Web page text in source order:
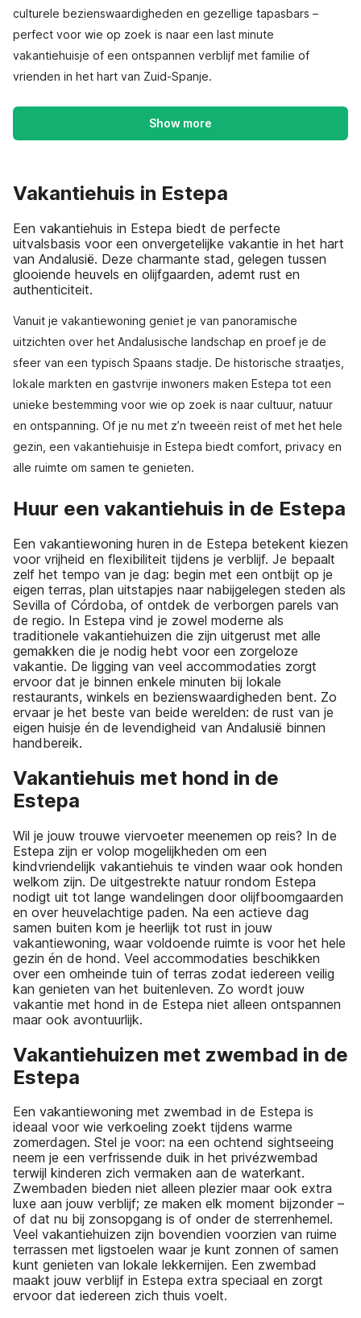
culturele bezienswaardigheden en gezellige tapasbars –
perfect voor wie op zoek is naar een last minute
vakantiehuisje of een ontspannen verblijf met familie of
vrienden in het hart van Zuid-Spanje.
Show more
Vakantiehuis in Estepa
Een vakantiehuis in Estepa biedt de perfecte
uitvalsbasis voor een onvergetelijke vakantie in het hart
van Andalusië. Deze charmante stad, gelegen tussen
glooiende heuvels en olijfgaarden, ademt rust en
authenticiteit.
Vanuit je vakantiewoning geniet je van panoramische
uitzichten over het Andalusische landschap en proef je de
sfeer van een typisch Spaans stadje. De historische straatjes,
lokale markten en gastvrije inwoners maken Estepa tot een
unieke bestemming voor wie op zoek is naar cultuur, natuur
en ontspanning. Of je nu met z’n tweeën reist of met het hele
gezin, een vakantiehuisje in Estepa biedt comfort, privacy en
alle ruimte om samen te genieten.
Huur een vakantiehuis in de Estepa
Een vakantiewoning huren in de Estepa betekent kiezen
voor vrijheid en flexibiliteit tijdens je verblijf. Je bepaalt
zelf het tempo van je dag: begin met een ontbijt op je
eigen terras, plan uitstapjes naar nabijgelegen steden als
Sevilla of Córdoba, of ontdek de verborgen parels van
de regio. In Estepa vind je zowel moderne als
traditionele vakantiehuizen die zijn uitgerust met alle
gemakken die je nodig hebt voor een zorgeloze
vakantie. De ligging van veel accommodaties zorgt
ervoor dat je binnen enkele minuten bij lokale
restaurants, winkels en bezienswaardigheden bent. Zo
ervaar je het beste van beide werelden: de rust van je
eigen huisje én de levendigheid van Andalusië binnen
handbereik.
Vakantiehuis met hond in de
Estepa
Wil je jouw trouwe viervoeter meenemen op reis? In de
Estepa zijn er volop mogelijkheden om een
kindvriendelijk vakantiehuis te vinden waar ook honden
welkom zijn. De uitgestrekte natuur rondom Estepa
nodigt uit tot lange wandelingen door olijfboomgaarden
en over heuvelachtige paden. Na een actieve dag
samen buiten kom je heerlijk tot rust in jouw
vakantiewoning, waar voldoende ruimte is voor het hele
gezin én de hond. Veel accommodaties beschikken
over een omheinde tuin of terras zodat iedereen veilig
kan genieten van het buitenleven. Zo wordt jouw
vakantie met hond in de Estepa niet alleen ontspannen
maar ook avontuurlijk.
Vakantiehuizen met zwembad in de
Estepa
Een vakantiewoning met zwembad in de Estepa is
ideaal voor wie verkoeling zoekt tijdens warme
zomerdagen. Stel je voor: na een ochtend sightseeing
neem je een verfrissende duik in het privézwembad
terwijl kinderen zich vermaken aan de waterkant.
Zwembaden bieden niet alleen plezier maar ook extra
luxe aan jouw verblijf; ze maken elk moment bijzonder –
of dat nu bij zonsopgang is of onder de sterrenhemel.
Veel vakantiehuizen zijn bovendien voorzien van ruime
terrassen met ligstoelen waar je kunt zonnen of samen
kunt genieten van lokale lekkernijen. Een zwembad
maakt jouw verblijf in Estepa extra speciaal en zorgt
ervoor dat iedereen zich thuis voelt.